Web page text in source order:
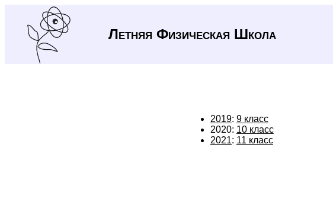
Летняя Физическая Школа
2019: 9 класс
2020: 10 класс
2021: 11 класс